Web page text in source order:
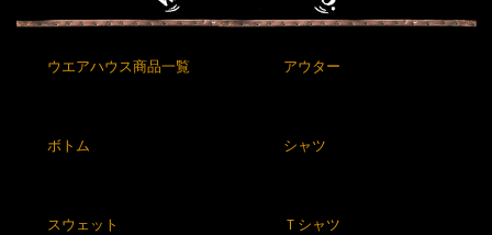
ウエアハウス商品一覧 アウター
ボトム シャツ
スウェット Ｔシャツ